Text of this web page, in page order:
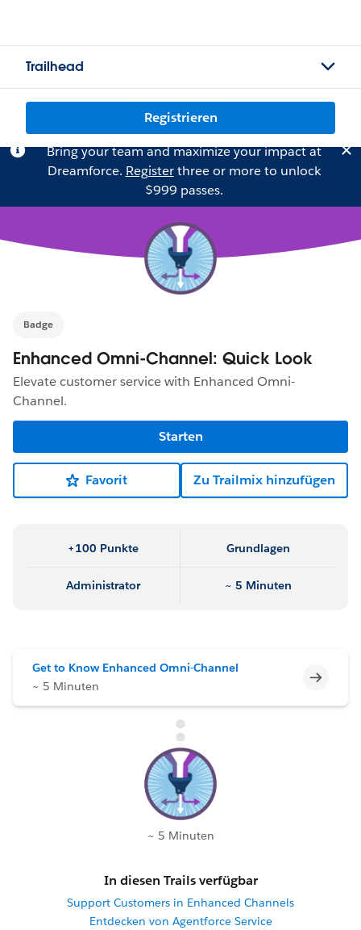
Trailhead
Registrieren
Bring your team and maximize your impact at
Dreamforce. Registerthree or more to unlock
$999 passes.
Badge
Enhanced Omni-Channel: Quick Look
Elevate customer service with Enhanced Omni-
Channel.
Starten
Favorit Zu Trailmix hinzufügen
+100 Punkte Grundlagen
Administrator ~ 5 Minuten
Get to Know Enhanced Omni-Channel
~ 5 Minuten
~ 5 Minuten
In diesen Trails verfügbar
Support Customers in Enhanced Channels
Entdecken von Agentforce Service